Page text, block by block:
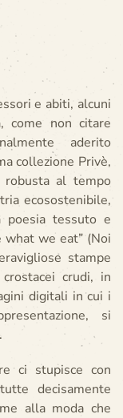
e abiti, alcuni
come non citare
aderito
collezione Privè,
al tempo
ecosostenibile,
poesia tessuto e
what we eat” (Noi
stampe
crudi, in
digitali in cui i
si
ci stupisce con
decisamente
alla moda che